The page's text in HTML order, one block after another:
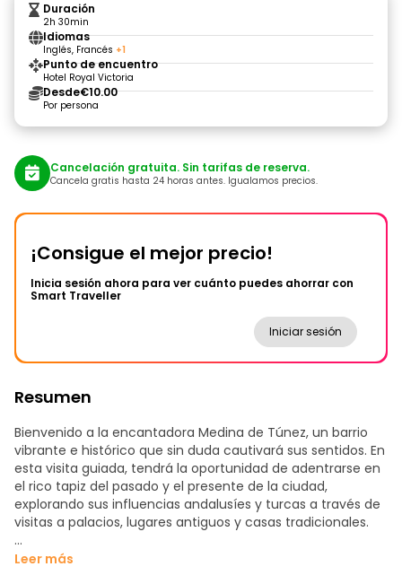
Duración
2h 30min
Idiomas
Inglés, Francés +1
Punto de encuentro
Hotel Royal Victoria
Desde€10.00
Por persona
Cancelación gratuita. Sin tarifas de reserva.
Cancela gratis hasta 24 horas antes. Igualamos precios.
¡Consigue el mejor precio!
Inicia sesión ahora para ver cuánto puedes ahorrar con
Smart Traveller
Iniciar sesión
Resumen
Bienvenido a la encantadora Medina de Túnez, un barrio
vibrante e histórico que sin duda cautivará sus sentidos. En
esta visita guiada, tendrá la oportunidad de adentrarse en
el rico tapiz del pasado y el presente de la ciudad,
explorando sus influencias andalusíes y turcas a través de
visitas a palacios, lugares antiguos y casas tradicionales.
Sumérjase en el patrimonio cultural de Túnez mientras
Leer más